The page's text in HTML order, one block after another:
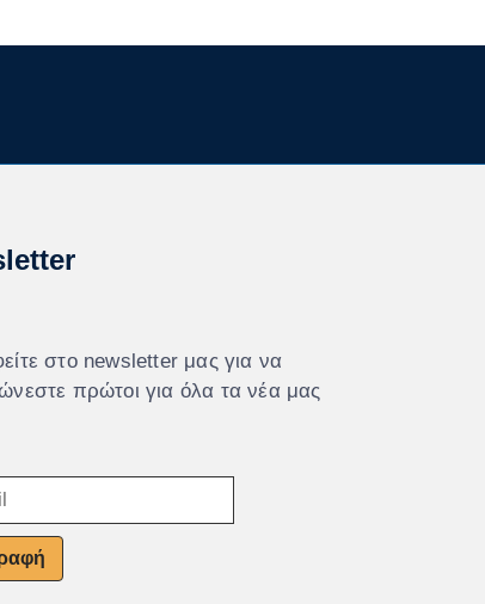
στο newsletter μας για να
πρώτοι για όλα τα νέα μας